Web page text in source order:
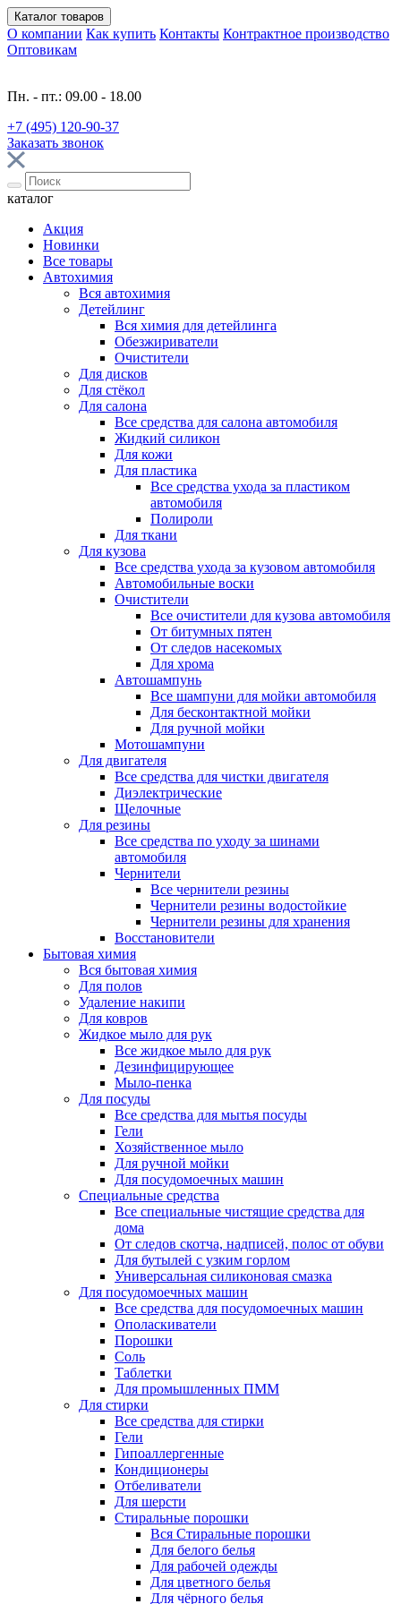
Каталог товаров
О компании Как купить Контакты Контрактное производство
Оптовикам
Пн. - пт.: 09.00 - 18.00
+7 (495) 120-90-37
Заказать звонок
каталог
Акция
Новинки
Все товары
Автохимия
Вся автохимия
Детейлинг
Вся химия для детейлинга
Обезжириватели
Очистители
Для дисков
Для стёкол
Для салона
Все средства для салона автомобиля
Жидкий силикон
Для кожи
Для пластика
Все средства ухода за пластиком
автомобиля
Полироли
Для ткани
Для кузова
Все средства ухода за кузовом автомобиля
Автомобильные воски
Очистители
Все очистители для кузова автомобиля
От битумных пятен
От следов насекомых
Для хрома
Автошампунь
Все шампуни для мойки автомобиля
Для бесконтактной мойки
Для ручной мойки
Мотошампуни
Для двигателя
Все средства для чистки двигателя
Диэлектрические
Щелочные
Для резины
Все средства по уходу за шинами
автомобиля
Чернители
Все чернители резины
Чернители резины водостойкие
Чернители резины для хранения
Восстановители
Бытовая химия
Вся бытовая химия
Для полов
Удаление накипи
Для ковров
Жидкое мыло для рук
Все жидкое мыло для рук
Дезинфицирующее
Мыло-пенка
Для посуды
Все средства для мытья посуды
Гели
Хозяйственное мыло
Для ручной мойки
Для посудомоечных машин
Специальные средства
Все специальные чистящие средства для
дома
От следов скотча, надписей, полос от обуви
Для бутылей с узким горлом
Универсальная силиконовая смазка
Для посудомоечных машин
Все средства для посудомоечных машин
Ополаскиватели
Порошки
Соль
Таблетки
Для промышленных ПММ
Для стирки
Все средства для стирки
Гели
Гипоаллергенные
Кондиционеры
Отбеливатели
Для шерсти
Стиральные порошки
Вся Стиральные порошки
Для белого белья
Для рабочей одежды
Для цветного белья
Для чёрного белья